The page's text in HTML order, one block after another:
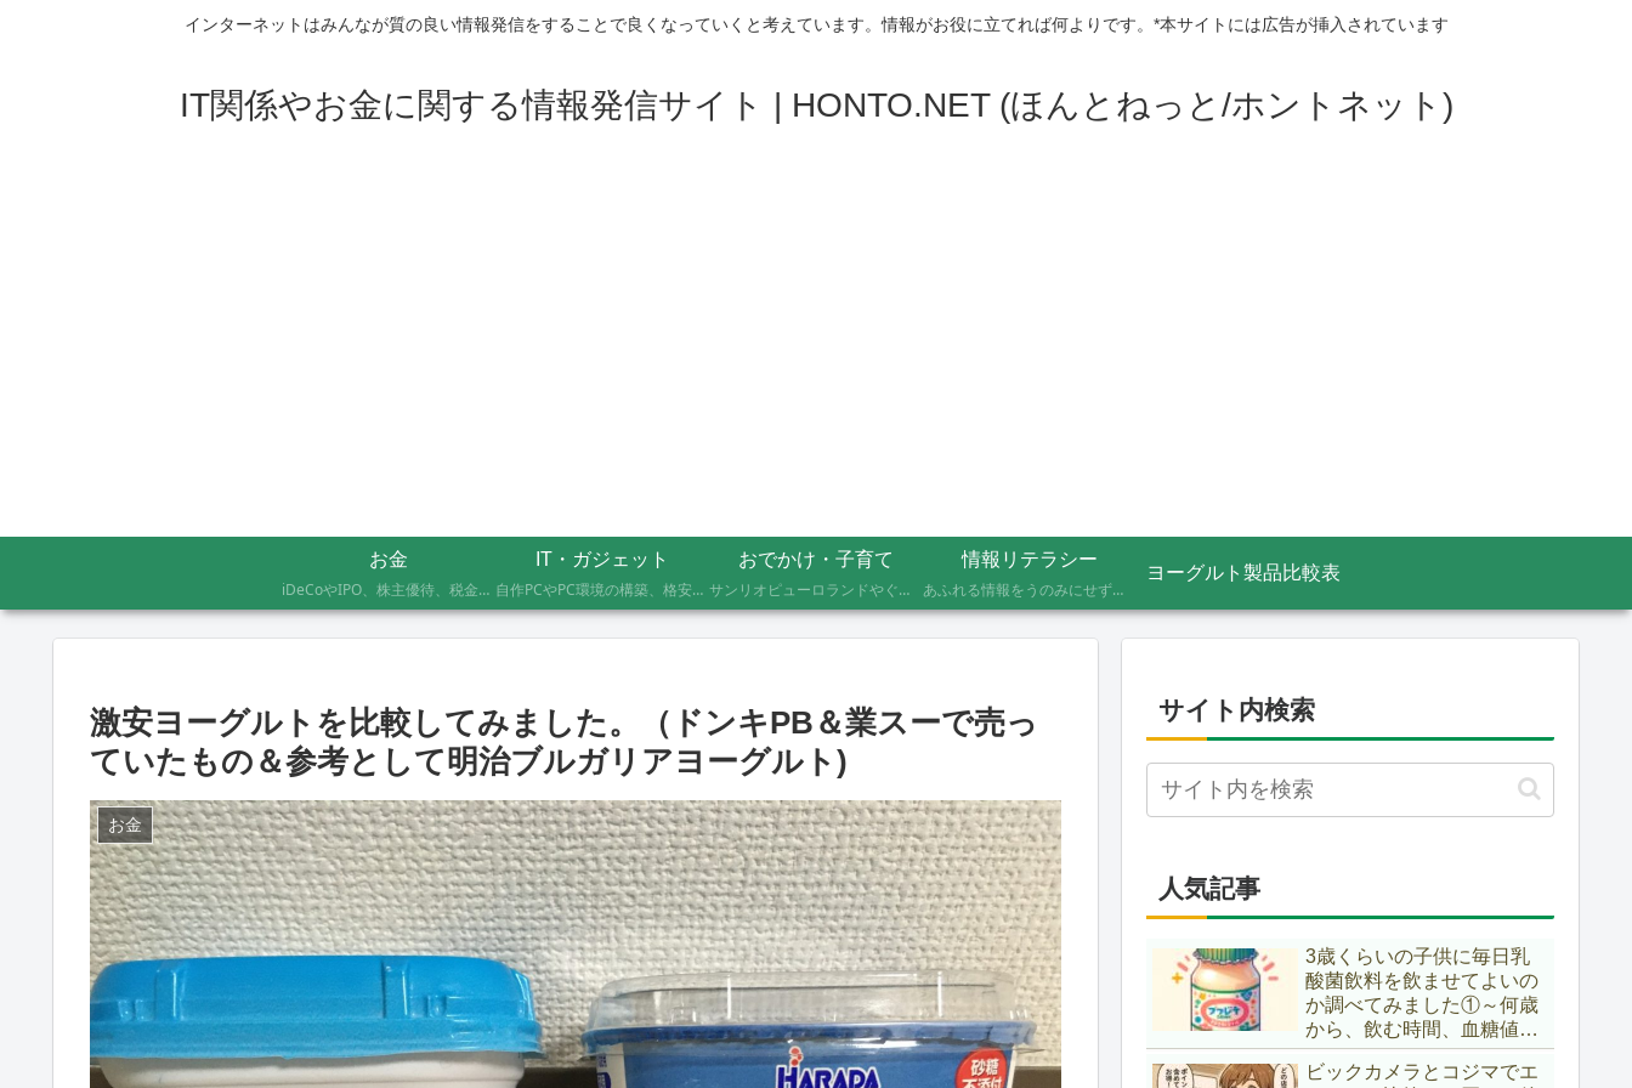
インターネットはみんなが質の良い情報発信をすることで良くなっていくと考えています。情報がお役に立てれば何よりです。*本サイトには広告が挿入されています
IT関係やお金に関する情報発信サイト | HONTO.NET (ほんとねっと/ホントネット)
お金
iDeCoやIPO、株主優待、税金のお得な支払い方法まで、AFP資格を持つ管理人が実際に体験したお金の記録です。証券会社の手続きにかかった日数や失敗談など、体験した人にしかわからないリアルな情報をお届けします。
IT・ガジェット
自作PCやPC環境の構築、格安SIMへのMNP乗り換え、便利なソフト・サービスの活用記録です。製品の型番や設定手順、つまずいたポイントまで具体的に記載していますので、同じことをしたい方の参考になれば幸いです。
おでかけ・子育て
サンリオピューロランドやぐりんぱなど、未就学児2人を連れて実際に行ったスポットの体験レポートです。株主優待や割引券でお得に楽しむ方法、子連れならではの持ち物や注意点もあわせて記録しています。
情報リテラシー
あふれる情報をうのみにせず、「これってほんと？」と一度立ち止まって見極めるための考え方を記録しています。ニュースの裏の読み解き方、詐欺やデマへの向き合い方など、サイト名「HONTO.NET」の原点となるテーマです。
ヨーグルト製品比較表
激安ヨーグルトを比較してみました。（ドンキPB＆業スーで売っ
ていたもの＆参考として明治ブルガリアヨーグルト)
お金
サイト内検索
人気記事
3歳くらいの子供に毎日乳
酸菌飲料を飲ませてよいの
か調べてみました①～何歳
から、飲む時間、血糖値ス
パイク～
ビックカメラとコジマでエ